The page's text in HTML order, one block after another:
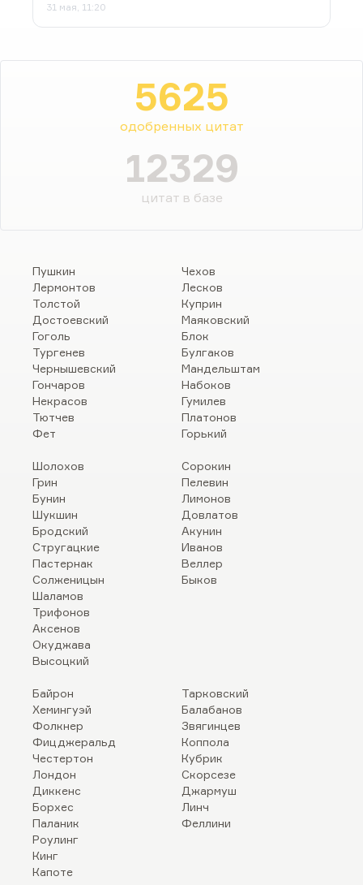
31 мая, 11:20
5625
одобренных цитат
12329
цитат в базе
Пушкин
Лермонтов
Толстой
Достоевский
Гоголь
Тургенев
Чернышевский
Гончаров
Некрасов
Тютчев
Фет
Чехов
Лесков
Куприн
Маяковский
Блок
Булгаков
Мандельштам
Набоков
Гумилев
Платонов
Горький
Шолохов
Грин
Бунин
Шукшин
Бродский
Стругацкие
Пастернак
Солженицын
Шаламов
Трифонов
Аксенов
Окуджава
Высоцкий
Сорокин
Пелевин
Лимонов
Довлатов
Акунин
Иванов
Веллер
Быков
Байрон
Хемингуэй
Фолкнер
Фицджеральд
Честертон
Лондон
Диккенс
Борхес
Паланик
Роулинг
Кинг
Капоте
Тарковский
Балабанов
Звягинцев
Коппола
Кубрик
Скорсезе
Джармуш
Линч
Феллини